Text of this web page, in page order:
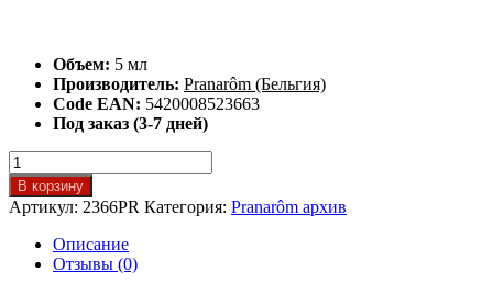
Объем: 5 мл
Производитель: Pranarôm (Бельгия)
Code EAN: 5420008523663
Под заказ (3-7 дней)
Количество
товара
Можжевельник
колючий
(красный)
эфирное
В корзину
Артикул: 2366PR Категория: Pranarôm архив
Описание
Отзывы (0)